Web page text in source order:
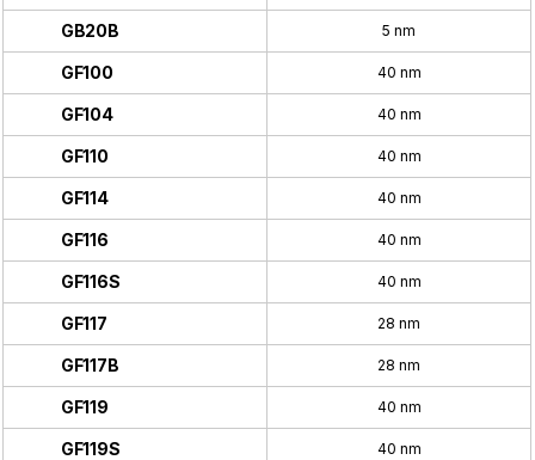
GB20B 5 nm
GF100 40 nm
GF104 40 nm
GF110 40 nm
GF114 40 nm
GF116 40 nm
GF116S 40 nm
GF117 28 nm
GF117B 28 nm
GF119 40 nm
GF119S 40 nm